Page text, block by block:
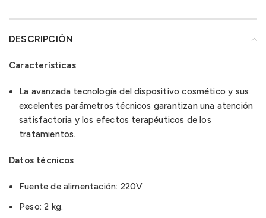
DESCRIPCIÓN
Características
La avanzada tecnología del dispositivo cosmético y sus
excelentes parámetros técnicos garantizan una atención
satisfactoria y los efectos terapéuticos de los
tratamientos.
Datos técnicos
Fuente de alimentación: 220V
Peso: 2 kg.